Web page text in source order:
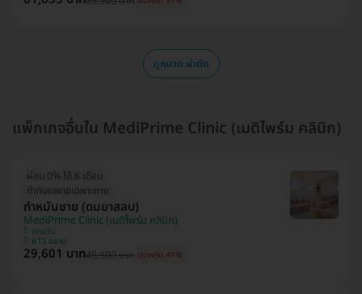
ดูหมวด ผ่าตัด
แพ็กเกจอื่นใน MediPrime Clinic (เมดิไพร์ม คลินิก)
ผ่อน 0% ได้ 6 เดือน
ทำกับแพทย์เฉพาะทาง
ทำหมันชาย (ดมยาสลบ)
MediPrime Clinic (เมดิไพร์ม คลินิก)
ปทุมวัน
BTS สยาม
29,601 บาท49,900 บาท ประหยัด 41%